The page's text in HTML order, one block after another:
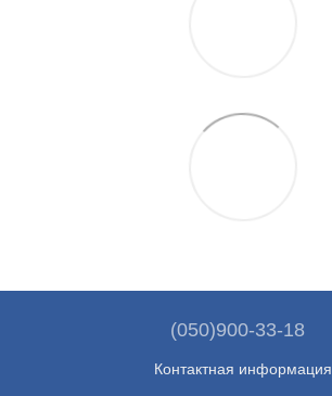
(050)900-33-18
Контактная информация